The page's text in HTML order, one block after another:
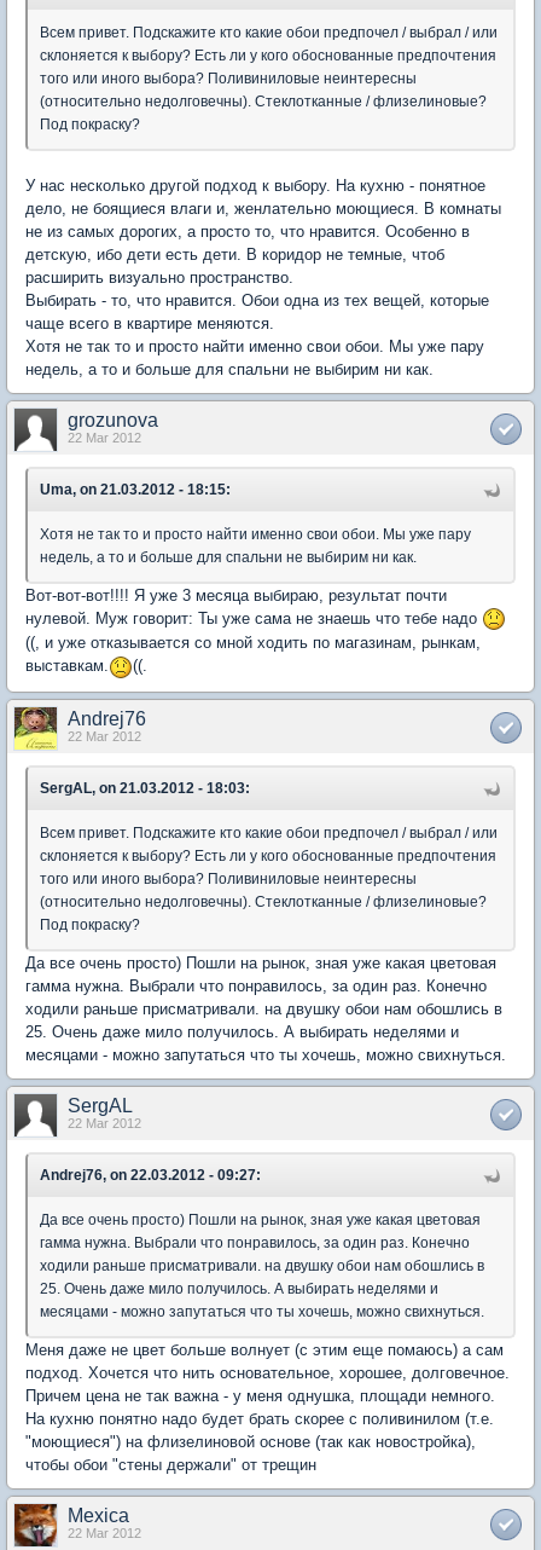
Всем привет. Подскажите кто какие обои предпочел / выбрал / или
склоняется к выбору? Есть ли у кого обоснованные предпочтения
того или иного выбора? Поливиниловые неинтересны
(относительно недолговечны). Стеклотканные / флизелиновые?
Под покраску?
У нас несколько другой подход к выбору. На кухню - понятное
дело, не боящиеся влаги и, женлательно моющиеся. В комнаты
не из самых дорогих, а просто то, что нравится. Особенно в
детскую, ибо дети есть дети. В коридор не темные, чтоб
расширить визуально пространство.
Выбирать - то, что нравится. Обои одна из тех вещей, которые
чаще всего в квартире меняются.
Хотя не так то и просто найти именно свои обои. Мы уже пару
недель, а то и больше для спальни не выбирим ни как.
grozunova
22 Mar 2012
Uma, on 21.03.2012 - 18:15:
Хотя не так то и просто найти именно свои обои. Мы уже пару
недель, а то и больше для спальни не выбирим ни как.
Вот-вот-вот!!!! Я уже 3 месяца выбираю, результат почти
нулевой. Муж говорит: Ты уже сама не знаешь что тебе надо
((, и уже отказывается со мной ходить по магазинам, рынкам,
выставкам.
((.
Andrej76
22 Mar 2012
SergAL, on 21.03.2012 - 18:03:
Всем привет. Подскажите кто какие обои предпочел / выбрал / или
склоняется к выбору? Есть ли у кого обоснованные предпочтения
того или иного выбора? Поливиниловые неинтересны
(относительно недолговечны). Стеклотканные / флизелиновые?
Под покраску?
Да все очень просто) Пошли на рынок, зная уже какая цветовая
гамма нужна. Выбрали что понравилось, за один раз. Конечно
ходили раньше присматривали. на двушку обои нам обошлись в
25. Очень даже мило получилось. А выбирать неделями и
месяцами - можно запутаться что ты хочешь, можно свихнуться.
SergAL
22 Mar 2012
Andrej76, on 22.03.2012 - 09:27:
Да все очень просто) Пошли на рынок, зная уже какая цветовая
гамма нужна. Выбрали что понравилось, за один раз. Конечно
ходили раньше присматривали. на двушку обои нам обошлись в
25. Очень даже мило получилось. А выбирать неделями и
месяцами - можно запутаться что ты хочешь, можно свихнуться.
Меня даже не цвет больше волнует (с этим еще помаюсь) а сам
подход. Хочется что нить основательное, хорошее, долговечное.
Причем цена не так важна - у меня однушка, площади немного.
На кухню понятно надо будет брать скорее с поливинилом (т.е.
"моющиеся") на флизелиновой основе (так как новостройка),
чтобы обои "стены держали" от трещин
Mexica
22 Mar 2012